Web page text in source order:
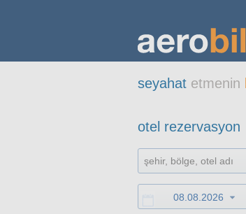
seyahat etmenin
otel rezervasyon